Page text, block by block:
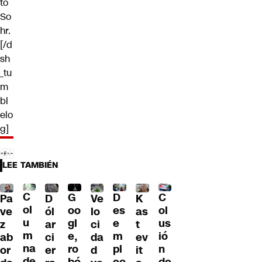
So
hr.
[/d
sh
_tu
m
bl
elo
g]
LEE TAMBIÉN
Pa
ve
z
ab
or
C
ol
u
m
na
D
ól
ar
ci
er
G
oo
gl
e,
ro
Ve
lo
ci
da
d
D
es
e
m
pl
K
as
t
ev
it
C
ol
us
ió
n